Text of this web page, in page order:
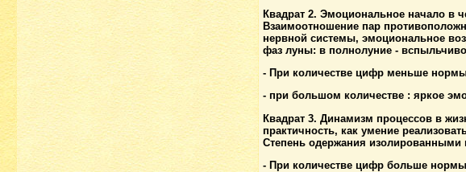
Квадрат 2. Эмоциональное начало в
Взаимоотношение пар
нервной системы, эмоциональное
фаз луны: в полнолуние -
- При количестве цифр меньше
- при большом количестве : яркое
Квадрат 3. Динамизм процессов в
практичность, как умение
Степень одержания
- При количестве цифр больше